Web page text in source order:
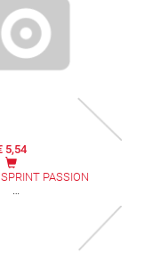
5,54
PASSION